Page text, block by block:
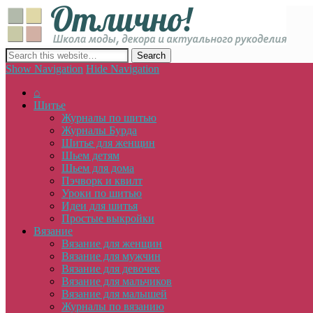
сайт о декоре, дизайне и моде, вязании, шитье и других видах
Show Navigation Hide Navigation
⌂
Шитье
Журналы по шитью
Журналы Бурда
Шитье для женщин
Шьем детям
Шьем для дома
Пэчворк и квилт
Уроки по шитью
Идеи для шитья
Простые выкройки
Вязание
Вязание для женщин
Вязание для мужчин
Вязание для девочек
Вязание для мальчиков
Вязание для малышей
Журналы по вязанию